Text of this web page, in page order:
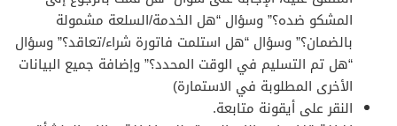
المشكو ضده؟” وسؤال “هل الخدمة/السلعة مشمولة
بالضمان؟” وسؤال “هل استلمت فاتورة شراء/تعاقد؟” وسؤال
“هل تم التسليم في الوقت المحدد؟” وإضافة جميع البيانات
الأخرى المطلوبة في الاستمارة)
النقر على أيقونة متابعة.